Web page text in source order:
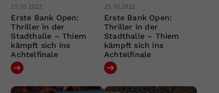
25.10.2022
Erste Bank Open:
Thriller in der
Stadthalle – Thiem
kämpft sich ins
Achtelfinale
25.10.2022
Erste Bank Open:
Thriller in der
Stadthalle – Thiem
kämpft sich ins
Achtelfinale